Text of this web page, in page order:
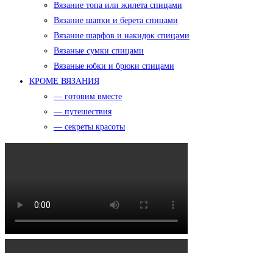
Вязание топа или жилета спицами
Вязание шапки и берета спицами
Вязание шарфов и накидок спицами
Вязаные сумки спицами
Вязаные юбки и брюки спицами
КРОМЕ ВЯЗАНИЯ
— готовим вместе
— путешествия
— секреты красоты